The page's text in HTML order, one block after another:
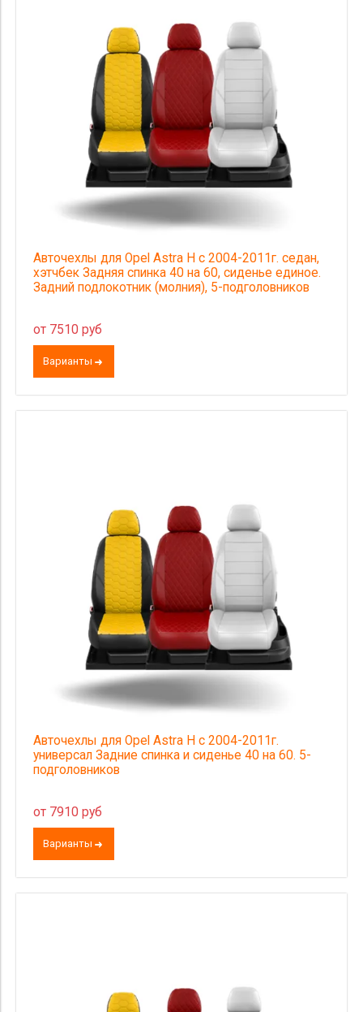
Авточехлы для Opel Astra H с 2004-2011г. седан,
хэтчбек Задняя спинка 40 на 60, сиденье единое.
Задний подлокотник (молния), 5-подголовников
от 7510 руб
Варианты
Авточехлы для Opel Astra H с 2004-2011г.
универсал Задние спинка и сиденье 40 на 60. 5-
подголовников
от 7910 руб
Варианты